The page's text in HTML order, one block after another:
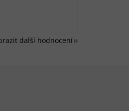
další hodnocení